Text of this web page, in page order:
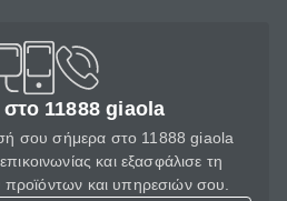
11888 giaola
σου σήμερα στο 11888 giaola
και εξασφάλισε τη
και υπηρεσιών σου.